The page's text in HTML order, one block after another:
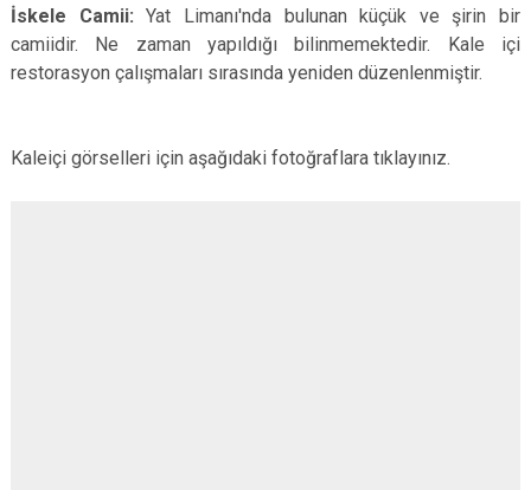
İskele Camii: Yat Limanı'nda bulunan küçük ve şirin bir
camiidir. Ne zaman yapıldığı bilinmemektedir. Kale içi
restorasyon çalışmaları sırasında yeniden düzenlenmiştir.
Kaleiçi görselleri için aşağıdaki fotoğraflara tıklayınız.